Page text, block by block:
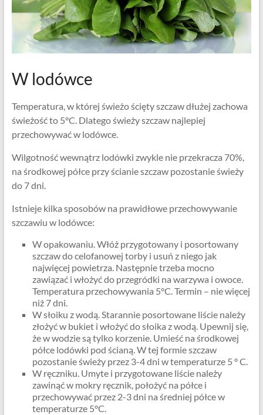
W lodówce
Temperatura, w której świeżo ścięty szczaw dłużej zachowa
świeżość to 5°C. Dlatego świeży szczaw najlepiej
przechowywać w lodówce.
Wilgotność wewnątrz lodówki zwykle nie przekracza 70%,
na środkowej półce przy ścianie szczaw pozostanie świeży
do 7 dni.
Istnieje kilka sposobów na prawidłowe przechowywanie
szczawiu w lodówce:
W opakowaniu. Włóż przygotowany i posortowany
szczaw do celofanowej torby i usuń z niego jak
najwięcej powietrza. Następnie trzeba mocno
zawiązać i włożyć do przegródki na warzywa i owoce.
Temperatura przechowywania 5°C. Termin – nie więcej
niż 7 dni.
W słoiku z wodą. Starannie posortowane liście należy
złożyć w bukiet i włożyć do słoika z wodą. Upewnij się,
że w wodzie są tylko korzenie. Umieść na środkowej
półce lodówki pod ścianą. W tej formie szczaw
pozostanie świeży przez 3-4 dni w temperaturze 5 ° C.
W ręczniku. Umyte i przygotowane liście należy
zawinąć w mokry ręcznik, położyć na półce i
przechowywać przez 2-3 dni na średniej półce w
temperaturze 5°C.